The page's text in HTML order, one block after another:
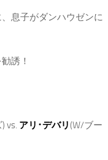
息子がダンハウゼンに
誘！
vs. アリ･デバリ(W/ブー